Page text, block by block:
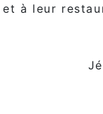
et à leur